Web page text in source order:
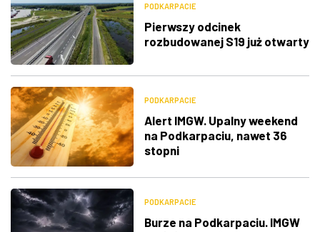
PODKARPACIE
Pierwszy odcinek
rozbudowanej S19 już otwarty
PODKARPACIE
Alert IMGW. Upalny weekend
na Podkarpaciu, nawet 36
stopni
PODKARPACIE
Burze na Podkarpaciu. IMGW